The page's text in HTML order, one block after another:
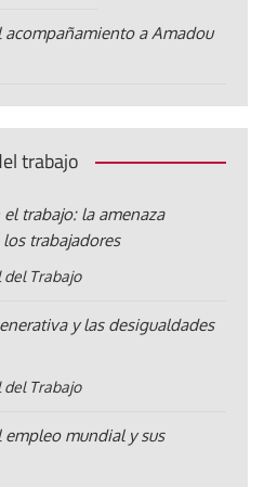
a Amadou
trabajo
trabajo: la amenaza
trabajadores
del Trabajo
y las desigualdades
del Trabajo
mundial y sus